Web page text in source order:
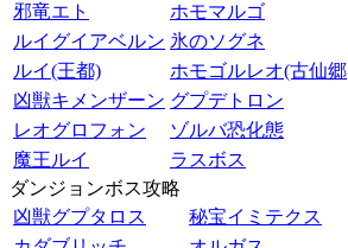
邪竜エト
ホモマルゴ
ルイグイアベルン 氷のソグネ
ルイ(王都)
ホモゴルレオ(古仙郷
凶獣キメンザーン グプデトロン
レオグロフォン
ゾルバ恐化態
魔王ルイ
ラスボス
ダンジョンボス攻略
凶獣グプタロス
秘宝イミテクス